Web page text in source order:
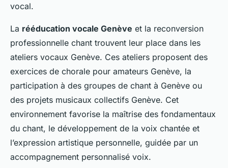
vocal.
La rééducation vocale Genève et la reconversion
professionnelle chant trouvent leur place dans les
ateliers vocaux Genève. Ces ateliers proposent des
exercices de chorale pour amateurs Genève, la
participation à des groupes de chant à Genève ou
des projets musicaux collectifs Genève. Cet
environnement favorise la maîtrise des fondamentaux
du chant, le développement de la voix chantée et
l’expression artistique personnelle, guidée par un
accompagnement personnalisé voix.